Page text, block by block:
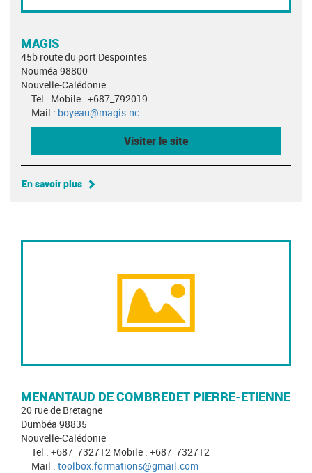
MAGIS
45b route du port Despointes
Nouméa 98800
Nouvelle-Calédonie
Tel : Mobile : +687_792019
Mail : boyeau@magis.nc
Visiter le site
En savoir plus
MENANTAUD DE COMBREDET PIERRE-ETIENNE
20 rue de Bretagne
Dumbéa 98835
Nouvelle-Calédonie
Tel : +687_732712 Mobile : +687_732712
Mail : toolbox.formations@gmail.com